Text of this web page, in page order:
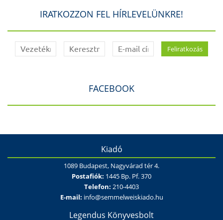
IRATKOZZON FEL HÍRLEVELÜNKRE!
FACEBOOK
Kiadó
1089 Budapest, Nagyvárad tér 4.
Postafiók: 1445 Bp. Pf. 370
Telefon: 210-4403
E-mail: info@semmelweiskiado.hu
Legendus Könyvesbolt